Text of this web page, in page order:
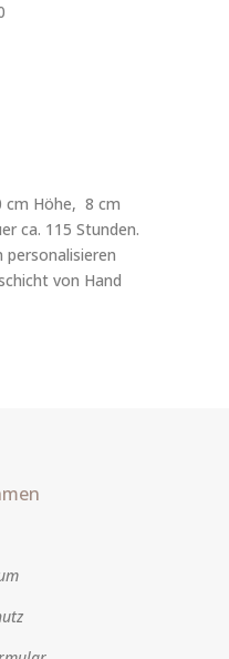
cm Höhe, 8 cm
ca. 115 Stunden.
personalisieren
von Hand